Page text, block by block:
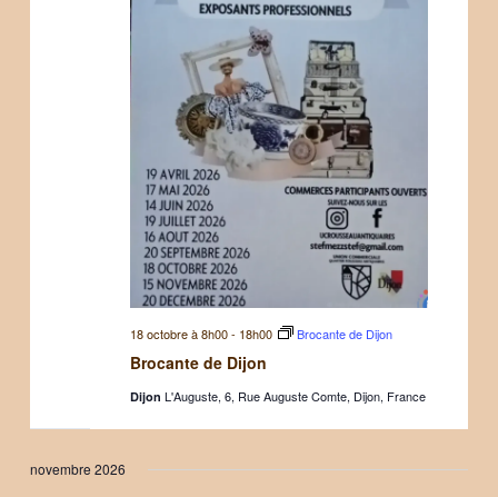
Brocante de Dijon
18 octobre à 8h00- 18h00 Brocante de Dijon
Dijon L'Auguste, 6, Rue Auguste Comte, Dijon, France
novembre 2026